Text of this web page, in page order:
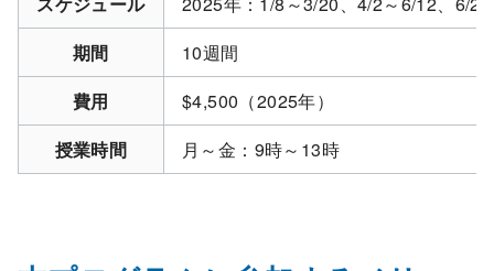
期間
10週間
費用
$4,500（2025年）
授業時間
月～金：9時～13時